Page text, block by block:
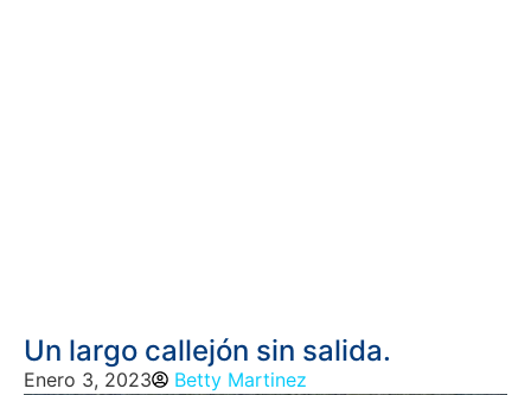
Un largo callejón sin salida.
Enero 3, 2023
Betty Martinez